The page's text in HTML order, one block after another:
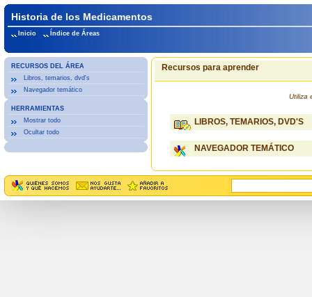
Historia de los Medicamentos
Inicio Índice de Áreas
RECURSOS DEL ÁREA
Libros, temarios, dvd's
Navegador temático
HERRAMIENTAS
Mostrar todo
Ocultar todo
Recursos para aprender
Utiliza
LIBROS, TEMARIOS, DVD'S
NAVEGADOR TEMÁTICO